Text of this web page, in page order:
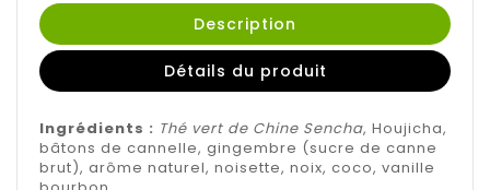
Description
Détails du produit
Ingrédients : Thé vert de Chine Sencha, Houjicha,
bâtons de cannelle, gingembre (sucre de canne
brut), arôme naturel, noisette, noix, coco, vanille